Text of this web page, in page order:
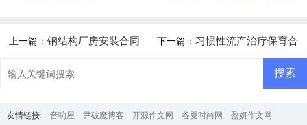
上一篇：钢结构厂房安装合同 下一篇： 习惯性流产治疗保育合
友情链接: 音响屋 尹破魔博客 开源作文网 谷夏时尚网 盈妍作文网